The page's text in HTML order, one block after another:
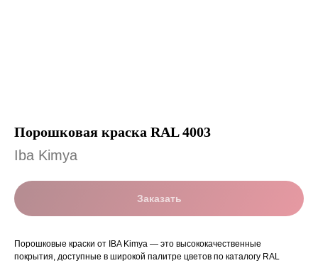
Порошковая краска RAL 4003
Iba Kimya
Заказать
Порошковые краски от IBA Kimya — это высококачественные
покрытия, доступные в широкой палитре цветов по каталогу RAL